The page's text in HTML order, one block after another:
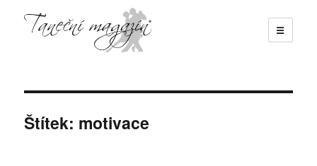
☰
Štítek: motivace